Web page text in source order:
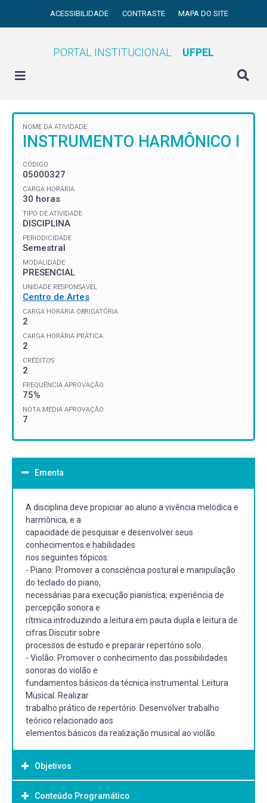
ACESSIBILIDADE CONTRASTE MAPA DO SITE
PORTAL INSTITUCIONAL UFPEL
NOME DA ATIVIDADE
INSTRUMENTO HARMÔNICO I
CÓDIGO
05000327
CARGA HORÁRIA
30 horas
TIPO DE ATIVIDADE
DISCIPLINA
PERIODICIDADE
Semestral
MODALIDADE
PRESENCIAL
UNIDADE RESPONSÁVEL
Centro de Artes
CARGA HORÁRIA OBRIGATÓRIA
2
CARGA HORÁRIA PRÁTICA
2
CRÉDITOS
2
FREQUÊNCIA APROVAÇÃO
75%
NOTA MÉDIA APROVAÇÃO
7
Ementa
A disciplina deve propiciar ao aluno a vivência melódica e
harmônica, e a
capacidade de pesquisar e desenvolver seus
conhecimentos e habilidades
nos seguintes tópicos:
- Piano: Promover a consciência postural e manipulação
do teclado do piano,
necessárias para execução pianística; experiência de
percepção sonora e
rítmica introduzindo a leitura em pauta dupla e leitura de
cifras.Discutir sobre
processos de estudo e preparar repertório solo.
- Violão: Promover o conhecimento das possibilidades
sonoras do violão e
fundamentos básicos da técnica instrumental. Leitura
Musical. Realizar
trabalho prático de repertório. Desenvolver trabalho
teórico relacionado aos
elementos básicos da realização musical ao violão.
Objetivos
Objetivo Geral:
Conteúdo Programático